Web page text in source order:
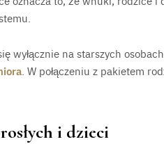
wyłącznie na starszych
. W połączeniu z pakietem
i dzieci